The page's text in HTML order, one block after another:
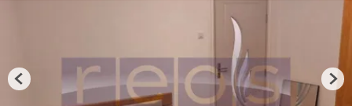
Previous